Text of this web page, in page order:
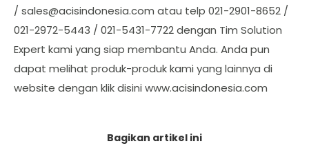
/ sales@acisindonesia.com atau telp 021-2901-8652 /
021-2972-5443 / 021-5431-7722 dengan Tim Solution
Expert kami yang siap membantu Anda. Anda pun
dapat melihat produk-produk kami yang lainnya di
website dengan klik disini www.acisindonesia.com
Bagikan artikel ini